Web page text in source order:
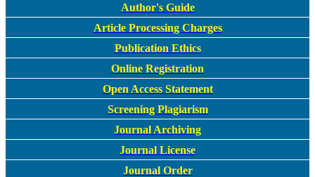
Author's Guide
Article Processing Charges
Publication Ethics
Online Registration
Open Access Statement
Screening Plagiarism
Journal Archiving
Journal License
Journal Order